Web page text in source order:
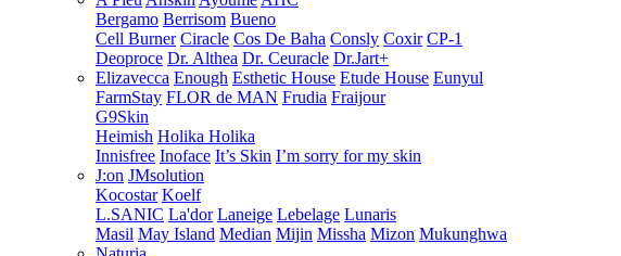
Bergamo Berrisom Bueno
Cell Burner Ciracle Cos De Baha Consly Coxir CP-1
Deoproce Dr. Althea Dr. Ceuracle Dr.Jart+
Elizavecca Enough Esthetic House Etude House Eunyul
FarmStay FLOR de MAN Frudia Fraijour
G9Skin
Heimish Holika Holika
Innisfree Inoface It’s Skin I’m sorry for my skin
J:on JMsolution
Kocostar Koelf
L.SANIC La'dor Laneige Lebelage Lunaris
Masil May Island Median Mijin Missha Mizon Mukunghwa